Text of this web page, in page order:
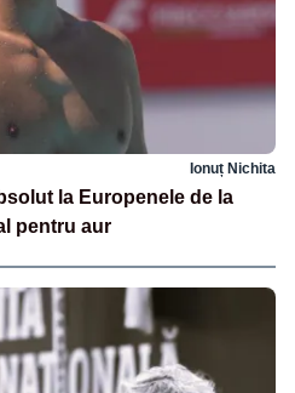
Ionuț Nichita
la Europenele de la
pentru aur